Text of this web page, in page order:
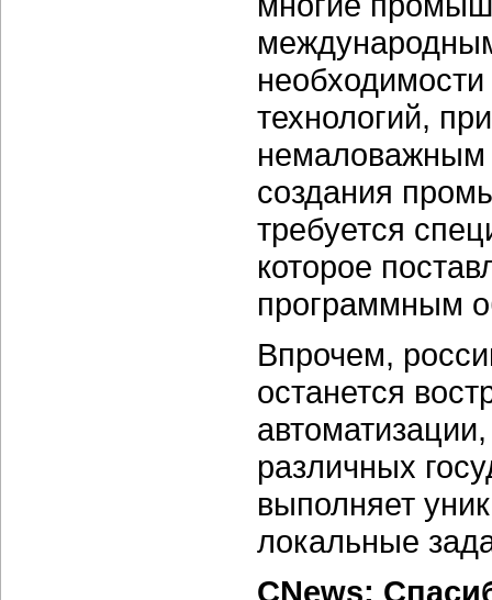
технологий,
немаловажным
создания
требуется
которое
программным
Впрочем,
останется
различных
выполняет
локальные
CNews: